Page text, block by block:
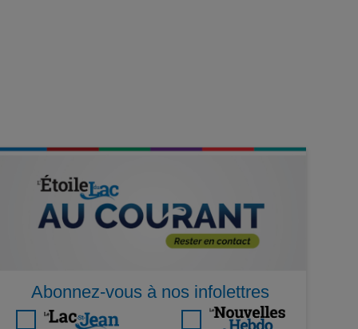
Abonnez-vous à nos infolettres